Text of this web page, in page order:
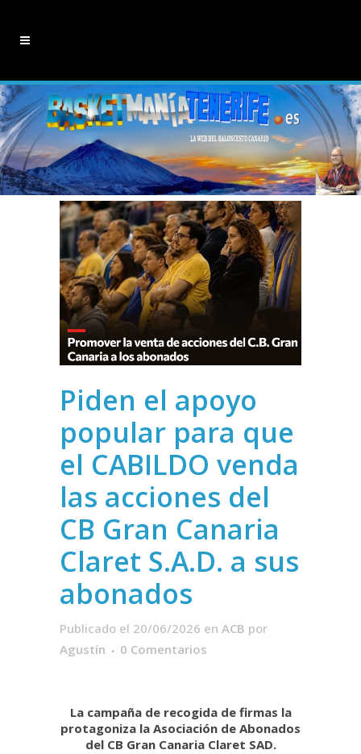
Piden el apoyo
popular para que
el CABILDO venda
las acciones del
CB Gran Canaria
Claret S.A.D. a sus
abonados
Publicado el 20/06/2026 en ACB por
Agustín
0 Comentarios
La campaña de recogida de firmas la
protagoniza la Asociación de Abonados
del CB Gran Canaria Claret SAD.